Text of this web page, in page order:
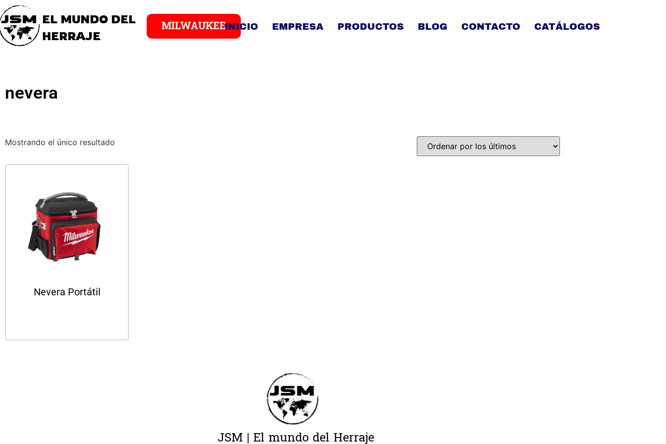
EL MUNDO DEL
HERRAJE
MILWAUKEEINICIO EMPRESA PRODUCTOS BLOG CONTACTO CATÁLOGOS
nevera
Mostrando el único resultado
Nevera Portátil
JSM | El mundo del Herraje